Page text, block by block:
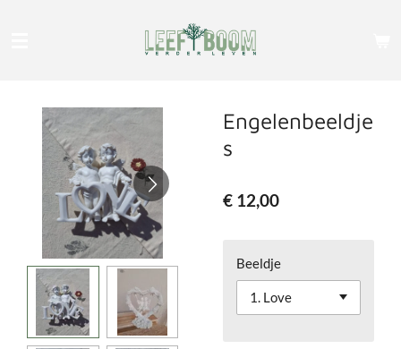
Engelenbeeldje
s
€ 12,00
Beeldje